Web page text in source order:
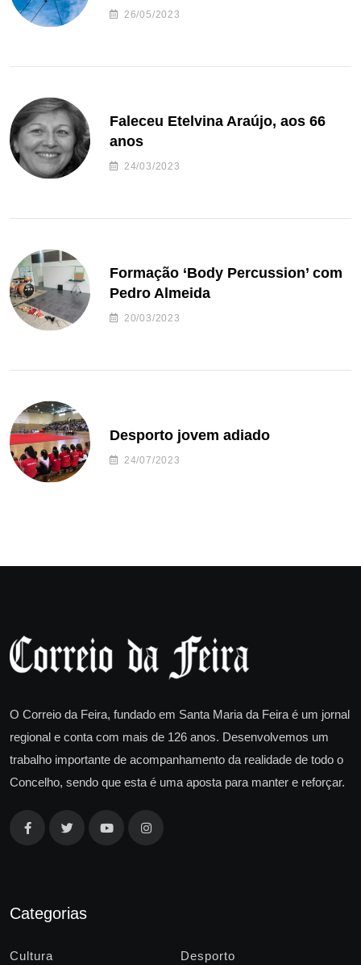
26/05/2023
Faleceu Etelvina Araújo, aos 66
anos
24/03/2023
Formação ‘Body Percussion’ com
Pedro Almeida
20/03/2023
Desporto jovem adiado
24/07/2023
O Correio da Feira, fundado em Santa Maria da Feira é um jornal
regional e conta com mais de 126 anos. Desenvolvemos um
trabalho importante de acompanhamento da realidade de todo o
Concelho, sendo que esta é uma aposta para manter e reforçar.
Categorias
Cultura Desporto